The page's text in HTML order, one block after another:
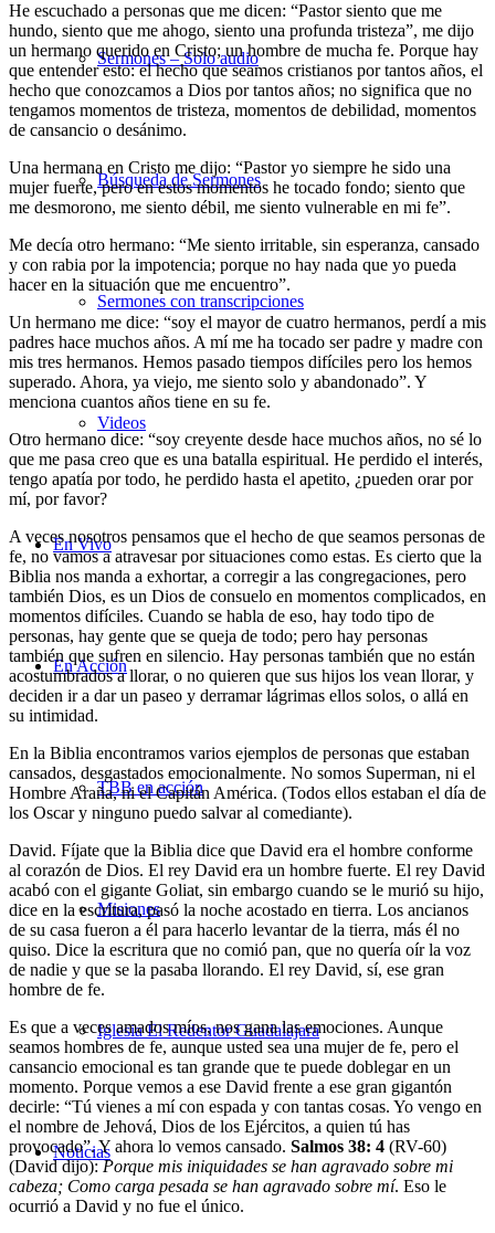
Sermones – Solo audio
Búsqueda de Sermones
Sermones con transcripciones
Videos
En Vivo
En Acción
TBB en acción
Misiones
Iglesia El Redentor Guadalajara
Noticias
He escuchado a personas que me dicen: “Pastor siento que me
hundo, siento que me ahogo, siento una profunda tristeza”, me dijo
un hermano querido en Cristo; un hombre de mucha fe. Porque hay
que entender esto: el hecho que seamos cristianos por tantos años, el
hecho que conozcamos a Dios por tantos años; no significa que no
tengamos momentos de tristeza, momentos de debilidad, momentos
de cansancio o desánimo.
Una hermana en Cristo me dijo: “Pastor yo siempre he sido una
mujer fuerte, pero en estos momentos he tocado fondo; siento que
me desmorono, me siento débil, me siento vulnerable en mi fe”.
Me decía otro hermano: “Me siento irritable, sin esperanza, cansado
y con rabia por la impotencia; porque no hay nada que yo pueda
hacer en la situación que me encuentro”.
Un hermano me dice: “soy el mayor de cuatro hermanos, perdí a mis
padres hace muchos años. A mí me ha tocado ser padre y madre con
mis tres hermanos. Hemos pasado tiempos difíciles pero los hemos
superado. Ahora, ya viejo, me siento solo y abandonado”. Y
menciona cuantos años tiene en su fe.
Otro hermano dice: “soy creyente desde hace muchos años, no sé lo
que me pasa creo que es una batalla espiritual. He perdido el interés,
tengo apatía por todo, he perdido hasta el apetito, ¿pueden orar por
mí, por favor?
A veces nosotros pensamos que el hecho de que seamos personas de
fe, no vamos a atravesar por situaciones como estas. Es cierto que la
Biblia nos manda a exhortar, a corregir a las congregaciones, pero
también Dios, es un Dios de consuelo en momentos complicados, en
momentos difíciles. Cuando se habla de eso, hay todo tipo de
personas, hay gente que se queja de todo; pero hay personas
también que sufren en silencio. Hay personas también que no están
acostumbrados a llorar, o no quieren que sus hijos los vean llorar, y
deciden ir a dar un paseo y derramar lágrimas ellos solos, o allá en
su intimidad.
En la Biblia encontramos varios ejemplos de personas que estaban
cansados, desgastados emocionalmente. No somos Superman, ni el
Hombre Araña, ni el Capitán América. (Todos ellos estaban el día de
los Oscar y ninguno puedo salvar al comediante).
David. Fíjate que la Biblia dice que David era el hombre conforme
al corazón de Dios. El rey David era un hombre fuerte. El rey David
acabó con el gigante Goliat, sin embargo cuando se le murió su hijo,
dice en la escritura, pasó la noche acostado en tierra. Los ancianos
de su casa fueron a él para hacerlo levantar de la tierra, más él no
quiso. Dice la escritura que no comió pan, que no quería oír la voz
de nadie y que se la pasaba llorando. El rey David, sí, ese gran
hombre de fe.
Es que a veces amados míos, nos gana las emociones. Aunque
seamos hombres de fe, aunque usted sea una mujer de fe, pero el
cansancio emocional es tan grande que te puede doblegar en un
momento. Porque vemos a ese David frente a ese gran gigantón
decirle: “Tú vienes a mí con espada y con tantas cosas. Yo vengo en
el nombre de Jehová, Dios de los Ejércitos, a quien tú has
provocado”. Y ahora lo vemos cansado. Salmos 38: 4 (RV-60)
(David dijo):Porque mis iniquidades se han agravado sobre mi
cabeza; Como carga pesada se han agravado sobre mí. Eso le
ocurrió a David y no fue el único.